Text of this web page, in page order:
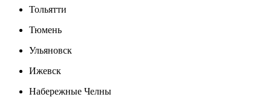
Тольятти
Тюмень
Ульяновск
Ижевск
Набережные Челны